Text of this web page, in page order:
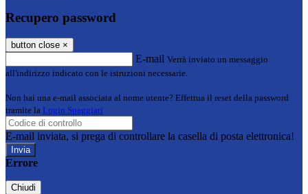
Recupero password
button close ×
E-mail Verrà inviato un messaggio
all'indirizzo indicato con le istruzioni necessarie.
Non hai una e-mail associata al nome utente? Effettua il reset della password
tramite la Login Spaggiari
E-mail inviata, si prega di controllare la casella di posta elettronica!
Errore
Chiudi